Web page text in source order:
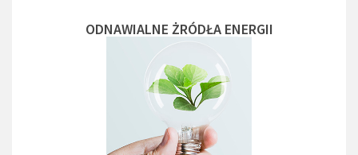
ODNAWIALNE ŻRÓDŁA ENERGII